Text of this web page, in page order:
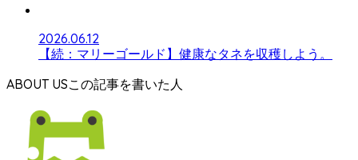
2026.06.12
【続：マリーゴールド】健康なタネを収穫しよう。
ABOUT US